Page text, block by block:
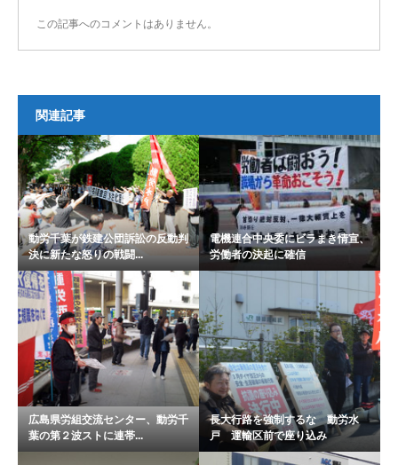
この記事へのコメントはありません。
関連記事
動労千葉が鉄建公団訴訟の反動判
決に新たな怒りの戦闘...
電機連合中央委にビラまき情宣、
労働者の決起に確信
広島県労組交流センター、動労千
葉の第２波ストに連帯...
長大行路を強制するな 動労水
戸 運輸区前で座り込み